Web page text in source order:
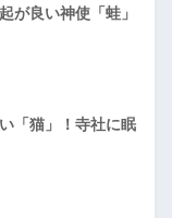
が良い神使「蛙」
「猫」！寺社に眠